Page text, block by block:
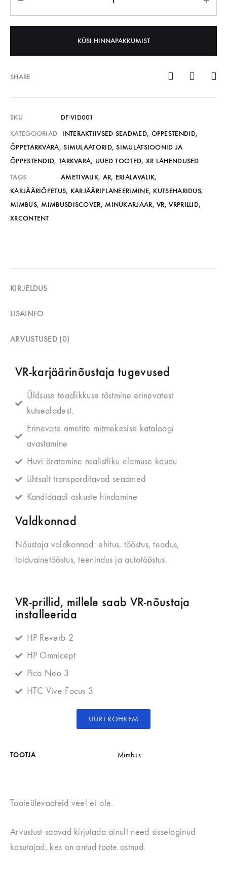
KÜSI HINNAPAKKUMIST
SHARE
SKU
DF-VID001
KATEGOORIAD
INTERAKTIIVSED SEADMED, ÕPPESTENDID,
ÕPPETARKVARA,SIMULAATORID,SIMULATSIOONID JA
ÕPPESTENDID, TARKVARA, UUED TOOTED, XR LAHENDUSED
TAGS
AMETIVALIK, AR, ERIALAVALIK,
KARJÄÄRIÕPETUS, KARJÄÄRIPLANEERIMINE, KUTSEHARIDUS,
MIMBUS,MIMBUSDISCOVER,MINUKARJÄÄR,VR,VRPRILLID,
XRCONTENT
KIRJELDUS
LISAINFO
ARVUSTUSED (0)
VR-karjäärinõustaja tugevused
Üldsuse teadlikkuse tõstmine erinevatest
kutsealadest.
Erinevate ametite mitmekesise kataloogi
avastamine
Huvi äratamine realistliku elamuse kaudu
Lihtsalt transporditavad seadmed
Kandidaadi oskuste hindamine
Valdkonnad
Nõustaja valdkonnad: ehitus, tööstus, teadus,
toiduainetööstus, teenindus ja autotööstus.
VR-prillid, millele saab VR-nõustaja
installeerida
HP Reverb 2
HP Omnicept
Pico Neo 3
HTC Vive Focus 3
UURI ROHKEM
TOOTJA Mimbus
Tooteülevaateid veel ei ole.
Arvustust saavad kirjutada ainult need sisseloginud
kasutajad, kes on antud toote ostnud.